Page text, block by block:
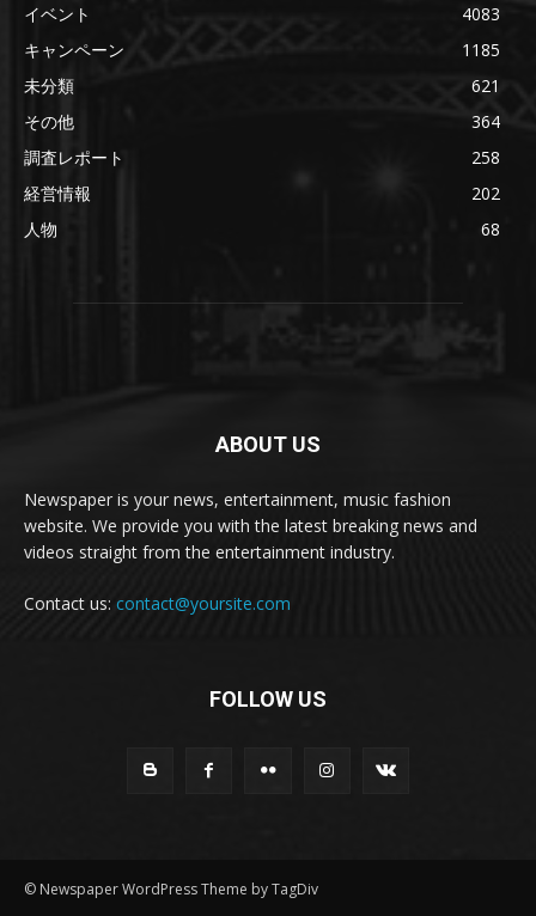
イベント
4083
キャンペーン
1185
未分類
621
その他
364
調査レポート
258
経営情報
202
人物
68
ABOUT US
Newspaper is your news, entertainment, music fashion
website. We provide you with the latest breaking news and
videos straight from the entertainment industry.
Contact us: contact@yoursite.com
FOLLOW US
© Newspaper WordPress Theme by TagDiv